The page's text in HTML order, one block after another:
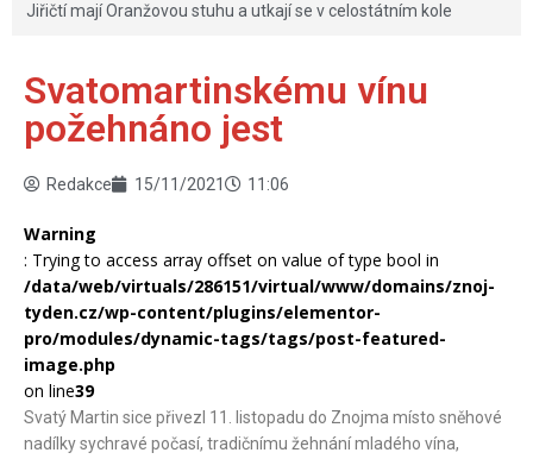
Jiřičtí mají Oranžovou stuhu a utkají se v celostátním kole
Svatomartinskému vínu
požehnáno jest
Redakce 15/11/2021 11:06
Warning
: Trying to access array offset on value of type bool in
/data/web/virtuals/286151/virtual/www/domains/znoj-
tyden.cz/wp-content/plugins/elementor-
pro/modules/dynamic-tags/tags/post-featured-
image.php
on line39
Svatý Martin sice přivezl 11. listopadu do Znojma místo sněhové
nadílky sychravé počasí, tradičnímu žehnání mladého vína,